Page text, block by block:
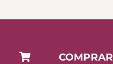
COMPRAR